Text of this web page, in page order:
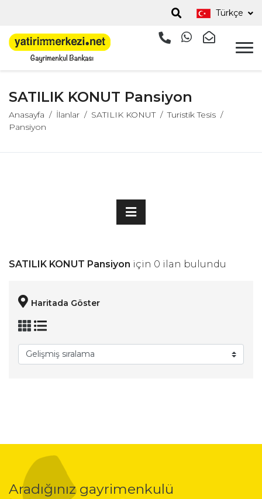
Türkçe
SATILIK KONUT Pansiyon
Anasayfa İlanlar SATILIK KONUT
Turistik Tesis
Pansiyon
SATILIK KONUT Pansiyon için 0 ilan bulundu
Haritada Göster
Aradığınız gayrimenkulü